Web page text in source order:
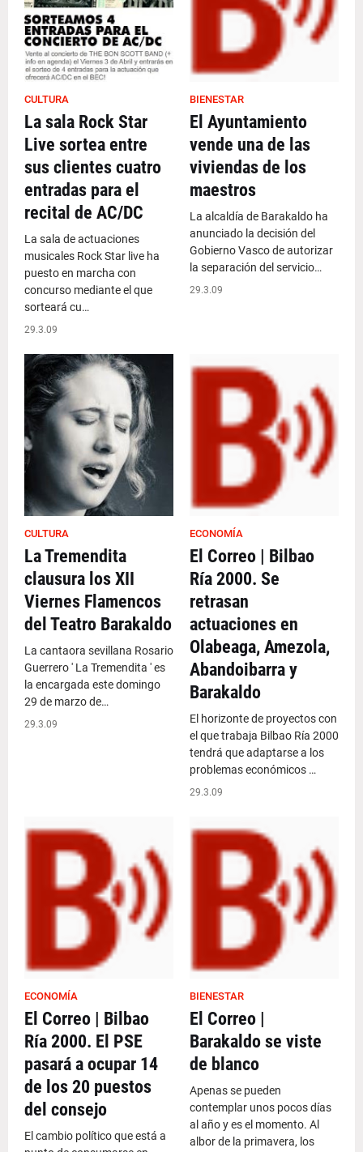
CULTURA
La sala Rock Star
Live sortea entre
sus clientes cuatro
entradas para el
recital de AC/DC
La sala de actuaciones
musicales Rock Star live ha
puesto en marcha con
concurso mediante el que
sorteará cu…
29.3.09
BIENESTAR
El Ayuntamiento
vende una de las
viviendas de los
maestros
La alcaldía de Barakaldo ha
anunciado la decisión del
Gobierno Vasco de autorizar
la separación del servicio…
29.3.09
CULTURA
La Tremendita
clausura los XII
Viernes Flamencos
del Teatro Barakaldo
La cantaora sevillana Rosario
Guerrero ' La Tremendita ' es
la encargada este domingo
29 de marzo de…
29.3.09
ECONOMÍA
El Correo | Bilbao
Ría 2000. Se
retrasan
actuaciones en
Olabeaga, Amezola,
Abandoibarra y
Barakaldo
El horizonte de proyectos con
el que trabaja Bilbao Ría 2000
tendrá que adaptarse a los
problemas económicos …
29.3.09
ECONOMÍA
El Correo | Bilbao
Ría 2000. El PSE
pasará a ocupar 14
de los 20 puestos
del consejo
El cambio político que está a
BIENESTAR
El Correo |
Barakaldo se viste
de blanco
Apenas se pueden
contemplar unos pocos días
al año y es el momento. Al
albor de la primavera, los